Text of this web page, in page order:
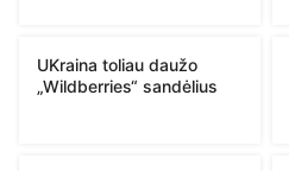
UKraina toliau daužo
„Wildberries“ sandėlius